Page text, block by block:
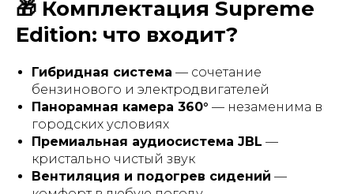
🎁 Комплектация Supreme
Edition: что входит?
Гибридная система — сочетание
бензинового и электродвигателей
Панорамная камера 360° — незаменима в
городских условиях
Премиальная аудиосистема JBL —
кристально чистый звук
Вентиляция и подогрев сидений —